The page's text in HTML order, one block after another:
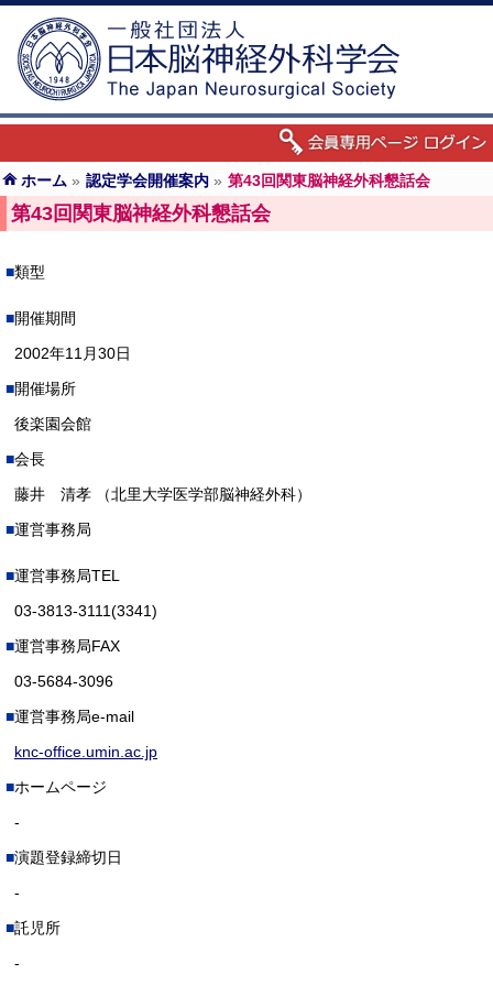
ホーム » 認定学会開催案内 » 第43回関東脳神経外科懇話会
第43回関東脳神経外科懇話会
類型
開催期間
2002年11月30日
開催場所
後楽園会館
会長
藤井 清孝 （北里大学医学部脳神経外科）
運営事務局
運営事務局TEL
03-3813-3111(3341)
運営事務局FAX
03-5684-3096
運営事務局e-mail
knc-office.umin.ac.jp
ホームページ
-
演題登録締切日
-
託児所
-